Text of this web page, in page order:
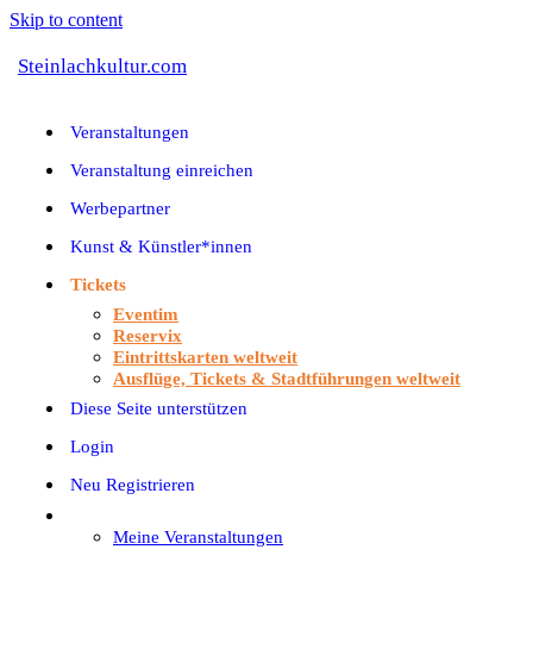
Skip to content
Steinlachkultur.com
Veranstaltungen
Veranstaltung einreichen
Werbepartner
Kunst & Künstler*innen
Tickets
Eventim
Reservix
Eintrittskarten weltweit
Ausflüge, Tickets & Stadtführungen weltweit
Diese Seite unterstützen
Login
Neu Registrieren
Meine Veranstaltungen